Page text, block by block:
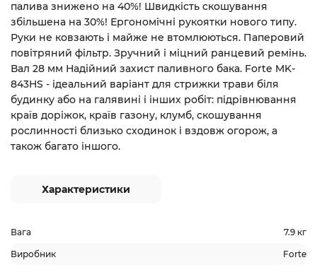
палива знижено на 40%! Швидкість скошування
збільшена на 30%! Ергономічні рукоятки нового типу.
Руки не ковзають і майже не втомлюються. Паперовий
повітряний фільтр. Зручний і міцний ранцевий ремінь.
Вал 28 мм Надійний захист паливного бака. Forte MK-
843HS - ідеальний варіант для стрижки трави біля
будинку або на галявині і інших робіт: підрівнювання
країв доріжок, країв газону, клумб, скошування
рослинності близько сходинок і вздовж огорож, а
також багато іншого.
Характеристики
Вага 7.9 кг
Виробник Forte